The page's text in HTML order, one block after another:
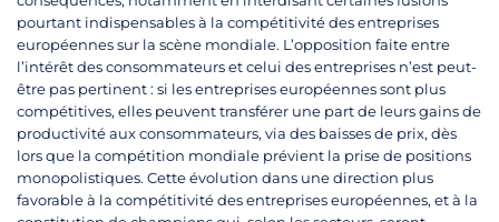
pourtant indispensables à la compétitivité des entreprises
européennes sur la scène mondiale. L’opposition faite entre
l’intérêt des consommateurs et celui des entreprises n’est peut-
être pas pertinent : si les entreprises européennes sont plus
compétitives, elles peuvent transférer une part de leurs gains de
productivité aux consommateurs, via des baisses de prix, dès
lors que la compétition mondiale prévient la prise de positions
monopolistiques. Cette évolution dans une direction plus
favorable à la compétitivité des entreprises européennes, et à la